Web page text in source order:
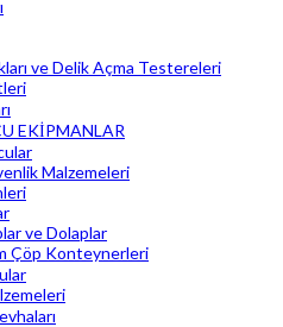
ve Delik Açma Testereleri
EKİPMANLAR
Malzemeleri
ve Dolaplar
Çöp Konteynerleri